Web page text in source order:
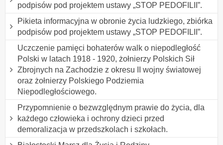
podpisów pod projektem ustawy „STOP PEDOFILII”.
Pikieta informacyjna w obronie życia ludzkiego, zbiórka
podpisów pod projektem ustawy „STOP PEDOFILII”.
Uczczenie pamięci bohaterów walk o niepodległość
Polski w latach 1918 - 1920, żołnierzy Polskich Sił
Zbrojnych na Zachodzie z okresu II wojny światowej
oraz żołnierzy Polskiego Podziemia
Niepodległościowego.
Przypomnienie o bezwzględnym prawie do życia, dla
każdego człowieka i ochrony dzieci przed
demoralizacja w przedszkolach i szkołach.